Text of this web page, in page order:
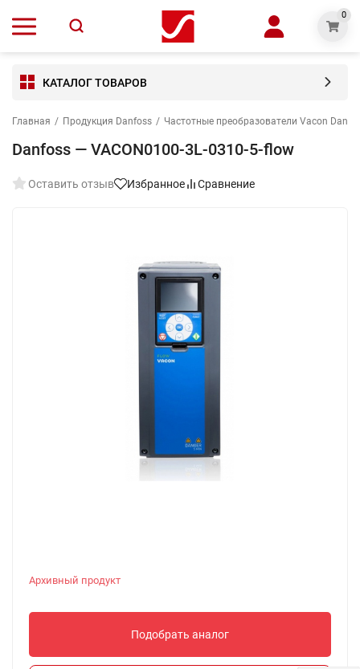
0
КАТАЛОГ ТОВАРОВ
Главная / Продукция Danfoss / Частотные преобразователи Vacon
Danfoss — VACON0100-3L-0310-5-flow
Оставить отзыв Избранное Сравнение
Архивный продукт
Подобрать аналог